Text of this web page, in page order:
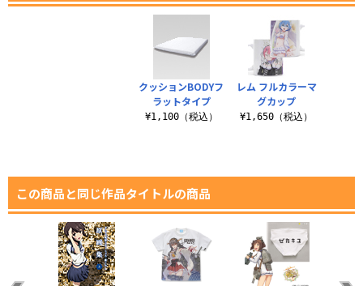
クッションBODYフ
ラットタイプ
¥1,100（税込）
レム フルカラーマ
グカップ
¥1,650（税込）
この商品と同じ作品タイトルの商品